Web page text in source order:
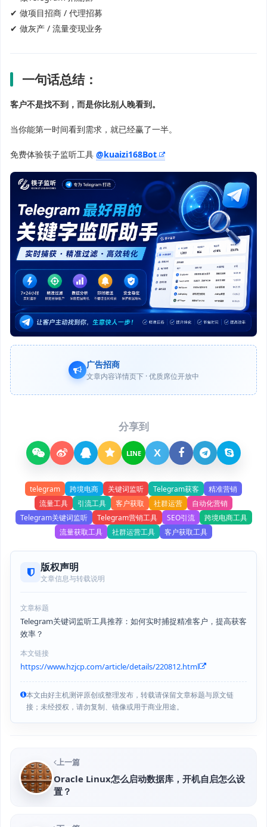
✔ 做项目招商 / 代理招募
✔ 做灰产 / 流量变现业务
一句话总结：
客户不是找不到，而是你比别人晚看到。
当你能第一时间看到需求，就已经赢了一半。
免费体验筷子监听工具 @kuaizi168Bot
广告招商
文章内容详情页下 · 优质席位开放中
分享到
LINE X
telegram 跨境电商 关键词监听 Telegram获客
精准营销
流量工具
引流工具 客户获取 社群运营
自动化营销
Telegram关键词监听
Telegram营销工具 SEO引流
跨境电商工具
流量获取工具
社群运营工具 客户获取工具
版权声明
文章信息与转载说明
文章标题
Telegram关键词监听工具推荐：如何实时捕捉精准客户，提高获客
效率？
本文链接
https://www.hzjcp.com/article/details/220812.html
本文由好主机测评原创或整理发布，转载请保留文章标题与原文链
接；未经授权，请勿复制、镜像或用于商业用途。
上一篇
Oracle Linux怎么启动数据库，开机自启怎么设
置？